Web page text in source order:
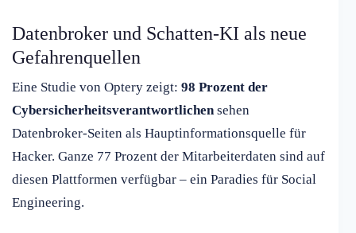
Datenbroker und Schatten-KI als neue
Gefahrenquellen
Eine Studie von Optery zeigt: 98 Prozent der
Cybersicherheitsverantwortlichensehen
Datenbroker-Seiten als Hauptinformationsquelle für
Hacker. Ganze 77 Prozent der Mitarbeiterdaten sind auf
diesen Plattformen verfügbar – ein Paradies für Social
Engineering.